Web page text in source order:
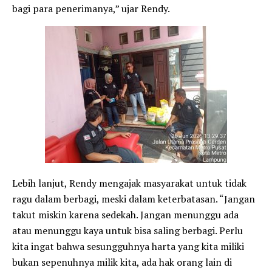
bagi para penerimanya,” ujar Rendy.
​Lebih lanjut, Rendy mengajak masyarakat untuk tidak
ragu dalam berbagi, meski dalam keterbatasan. “Jangan
takut miskin karena sedekah. Jangan menunggu ada
atau menunggu kaya untuk bisa saling berbagi. Perlu
kita ingat bahwa sesungguhnya harta yang kita miliki
bukan sepenuhnya milik kita, ada hak orang lain di